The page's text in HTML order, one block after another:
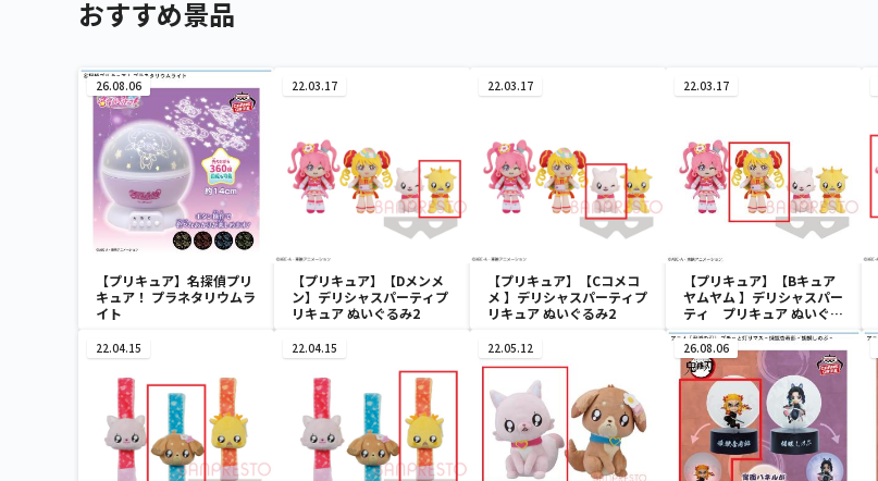
おすすめ景品
26.08.06
【プリキュア】名探偵プリ
キュア！ プラネタリウムラ
イト
22.03.17
【プリキュア】【Dメンメ
ン】デリシャスパーティプ
リキュア ぬいぐるみ2
22.03.17
【プリキュア】【Cコメコ
メ 】デリシャスパーティプ
リキュア ぬいぐるみ2
22.03.17
【プリキュア】【Bキュア
ヤムヤム 】デリシャスパー
ティ プリキュア ぬいぐる
み2
22.04.15 22.04.15 22.05.12 26.08.06